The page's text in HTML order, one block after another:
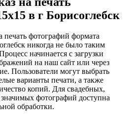
в г Борисоглебск
печать фотографий формата
никогда не было таким
начинается с загрузки
на наш сайт или через
Пользователи могут выбрать
варианты печати, а также
копий. Для свадебных,
фотографий доступна
обработки.